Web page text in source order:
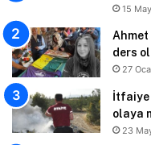
15
ders
27
İtfaiye
olaya
23